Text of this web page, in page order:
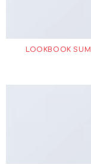
LOOKBOOK